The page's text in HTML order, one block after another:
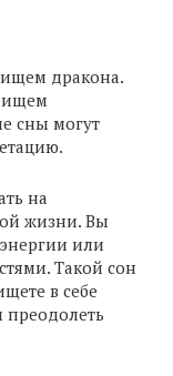
дракона.
ищем
сны могут
на
жизни. Вы
или
Такой сон
в себе
преодолеть